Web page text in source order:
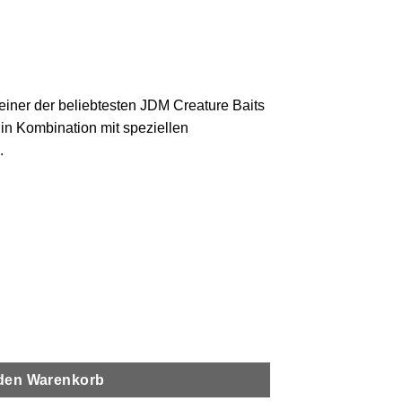
der beliebtesten JDM Creature Baits
Kombination mit speziellen
Warenkorb